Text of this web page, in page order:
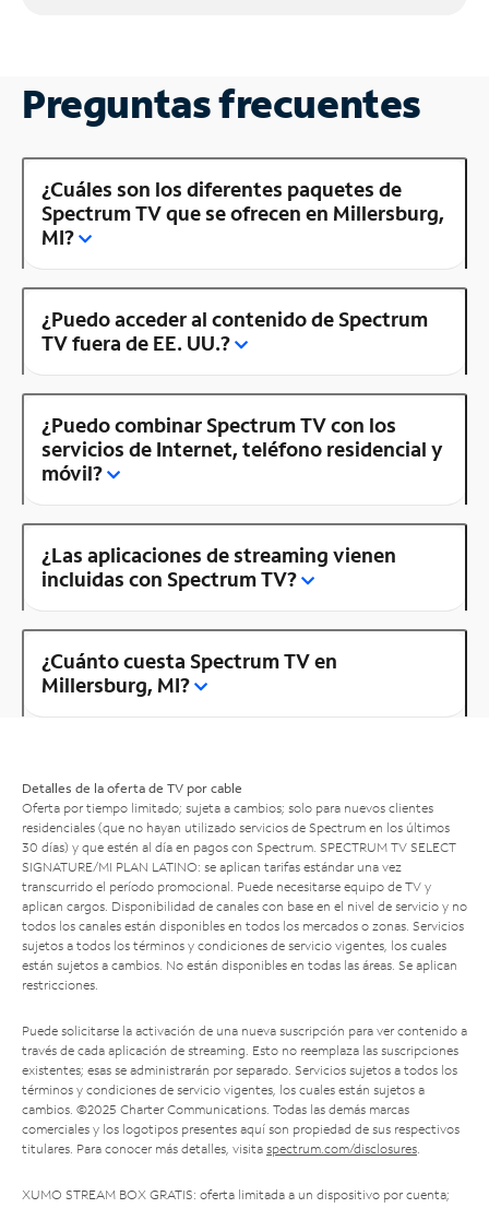
Preguntas frecuentes
¿Cuáles son los diferentes paquetes de
Spectrum TV que se ofrecen en Millersburg,
MI?
¿Puedo acceder al contenido de Spectrum
TV fuera de EE. UU.?
¿Puedo combinar Spectrum TV con los
servicios de Internet, teléfono residencial y
móvil?
¿Las aplicaciones de streaming vienen
incluidas con Spectrum TV?
¿Cuánto cuesta Spectrum TV en
Millersburg, MI?
Detalles de la oferta de TV por cable
Oferta por tiempo limitado; sujeta a cambios; solo para nuevos clientes
residenciales (que no hayan utilizado servicios de Spectrum en los últimos
30 días) y que estén al día en pagos con Spectrum. SPECTRUM TV SELECT
SIGNATURE/MI PLAN LATINO: se aplican tarifas estándar una vez
transcurrido el período promocional. Puede necesitarse equipo de TV y
aplican cargos. Disponibilidad de canales con base en el nivel de servicio y no
todos los canales están disponibles en todos los mercados o zonas. Servicios
sujetos a todos los términos y condiciones de servicio vigentes, los cuales
están sujetos a cambios. No están disponibles en todas las áreas. Se aplican
restricciones.
Puede solicitarse la activación de una nueva suscripción para ver contenido a
través de cada aplicación de streaming. Esto no reemplaza las suscripciones
existentes; esas se administrarán por separado. Servicios sujetos a todos los
términos y condiciones de servicio vigentes, los cuales están sujetos a
cambios. ©2025 Charter Communications. Todas las demás marcas
comerciales y los logotipos presentes aquí son propiedad de sus respectivos
titulares. Para conocer más detalles, visita spectrum.com/disclosures.
XUMO STREAM BOX GRATIS: oferta limitada a un dispositivo por cuenta;